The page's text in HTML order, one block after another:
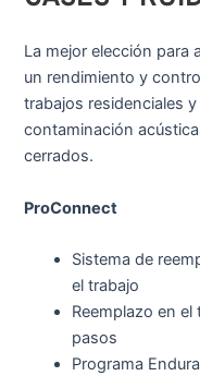
La mejor elección para
un rendimiento y
trabajos residenciales
contaminación
cerrados.
ProConnect
Sistema de
el trabajo
Reemplazo en
pasos
Programa